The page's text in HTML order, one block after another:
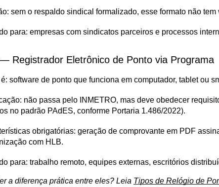
sem o respaldo sindical formalizado, esse formato não tem
para: empresas com sindicatos parceiros e processos
Registrador Eletrônico de Ponto via Programa
software de ponto que funciona em computador, tablet ou
não passa pelo INMETRO, mas deve obedecer
no padrão PAdES, conforme Portaria 1.486/2022).
obrigatórias: geração de comprovante em PDF
com HLB.
para: trabalho remoto, equipes externas, escritórios
a diferença prática entre eles? Leia Tipos de Relógio de